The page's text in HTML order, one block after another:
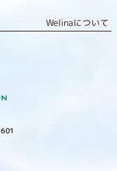
Welinaについて